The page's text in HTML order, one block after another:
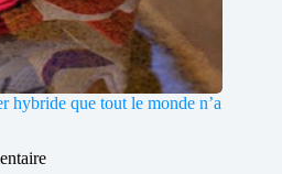
hybride que tout le monde n’a